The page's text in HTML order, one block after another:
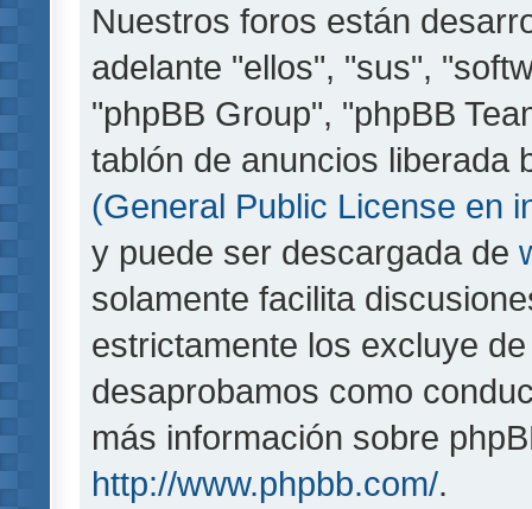
Nuestros foros están
adelante "ellos", "sus",
"phpBB Group", "phpBB
tablón de anuncios liberada
(General Public License en
y puede ser descargada de
solamente facilita
estrictamente los excluye
desaprobamos como
más información sobre
http://www.phpbb.com/.